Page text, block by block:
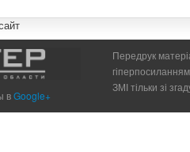
вGoogle+
Передрук
ЗМІ тільки зі